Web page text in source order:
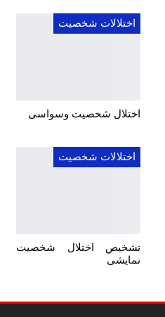
اختلالات شخصیت
اختلال شخصیت وسواسی
اختلالات شخصیت
تشخیص اختلال شخصیت
نمایشی